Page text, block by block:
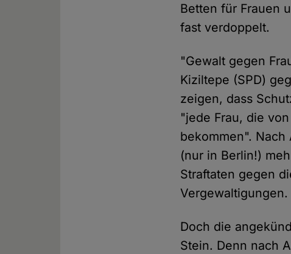
Betten für Frauen
fast verdoppelt.
"Gewalt gegen
Kiziltepe (SPD)
zeigen, dass
"jede Frau, die
bekommen".
(nur in Berlin!)
Straftaten gegen
Doch die
Stein. Denn nach